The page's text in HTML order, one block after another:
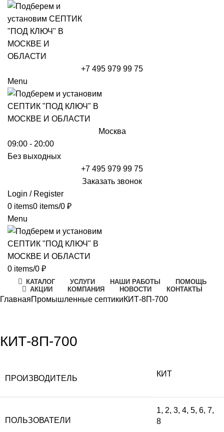
+7 495 979 99 75
Menu
Москва
09:00 - 20:00
Без выходных
+7 495 979 99 75
Заказать звонок
Login / Register
0 items0 items/0 ₽
Menu
0 items/0 ₽
КАТАЛОГ УСЛУГИ НАШИ РАБОТЫ
ПОМОЩЬ
АКЦИИ
КОМПАНИЯ НОВОСТИ КОНТАКТЫ
ГлавнаяПромышленные септикиКИТ-8П-700
КИТ-8П-700
ПРОИЗВОДИТЕЛЬ
КИТ
ПОЛЬЗОВАТЕЛИ
1, 2, 3, 4, 5, 6, 7,
8